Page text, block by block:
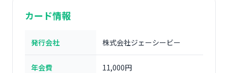
カード情報
発行会社 株式会社ジェーシービー
年会費 11,000円